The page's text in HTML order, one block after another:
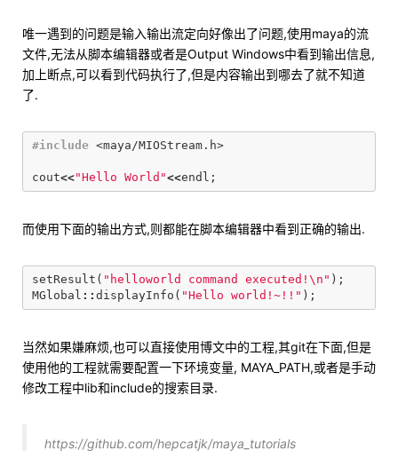
唯一遇到的问题是输入输出流定向好像出了问题,使用maya的流
文件,无法从脚本编辑器或者是Output Windows中看到输出信息,
加上断点,可以看到代码执行了,但是内容输出到哪去了就不知道
了.
#include <maya/MIOStream.h>
cout<<"Hello World"<<endl ;
而使用下面的输出方式,则都能在脚本编辑器中看到正确的输出.
setResult ( "helloworld command executed! \n " );
MGlobal :: displayInfo ( "Hello world!~!!" );
当然如果嫌麻烦,也可以直接使用博文中的工程,其git在下面,但是
使用他的工程就需要配置一下环境变量, MAYA_PATH,或者是手动
修改工程中lib和include的搜索目录.
https://github.com/hepcatjk/maya_tutorials